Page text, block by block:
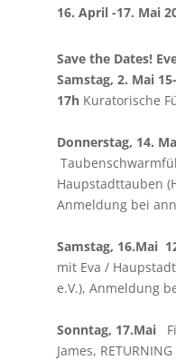
16. April -17. Mai
Save the Dates!
Samstag, 2. Mai
17h Kuratorische
Donnerstag, 14.
Haupstadttauben
Anmeldung bei
Samstag, 16.Mai
mit Eva /
e.V.), Anmeldung
Sonntag, 17.Mai
James,